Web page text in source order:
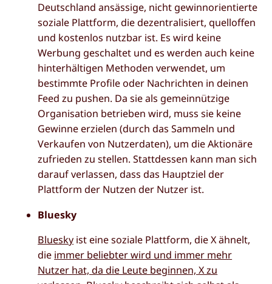
Deutschland ansässige, nicht gewinnorientierte
soziale Plattform, die dezentralisiert, quelloffen
und kostenlos nutzbar ist. Es wird keine
Werbung geschaltet und es werden auch keine
hinterhältigen Methoden verwendet, um
bestimmte Profile oder Nachrichten in deinen
Feed zu pushen. Da sie als gemeinnützige
Organisation betrieben wird, muss sie keine
Gewinne erzielen (durch das Sammeln und
Verkaufen von Nutzerdaten), um die Aktionäre
zufrieden zu stellen. Stattdessen kann man sich
darauf verlassen, dass das Hauptziel der
Plattform der Nutzen der Nutzer ist.
Bluesky
Bluesky ist eine soziale Plattform, die X ähnelt,
die immer beliebter wird und immer mehr
Nutzer hat, da die Leute beginnen, X zu